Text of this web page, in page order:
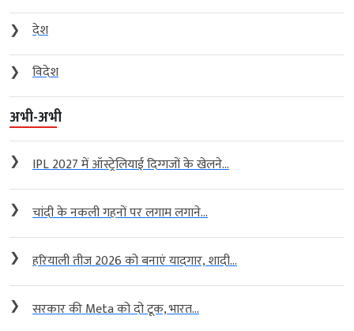
❯
देश
❯
विदेश
अभी-अभी
❯ IPL 2027 में ऑस्ट्रेलियाई दिग्गजों के खेलने...
❯ चांदी के नकली गहनों पर लगाम लगाने...
❯ हरियाली तीज 2026 को बनाएं यादगार, शादी...
❯ सरकार की Meta को दो टूक, भारत...